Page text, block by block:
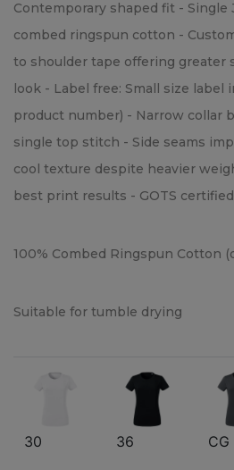
Contemporary shaped fit - Single
combed ringspun cotton -
to shoulder tape offering greater
look - Label free: Small size label
product number) - Narrow collar
single top stitch - Side seams
cool texture despite heavier
best print results - GOTS certified
100% Combed Ringspun Cotton
Suitable for tumble drying
30 36 CG